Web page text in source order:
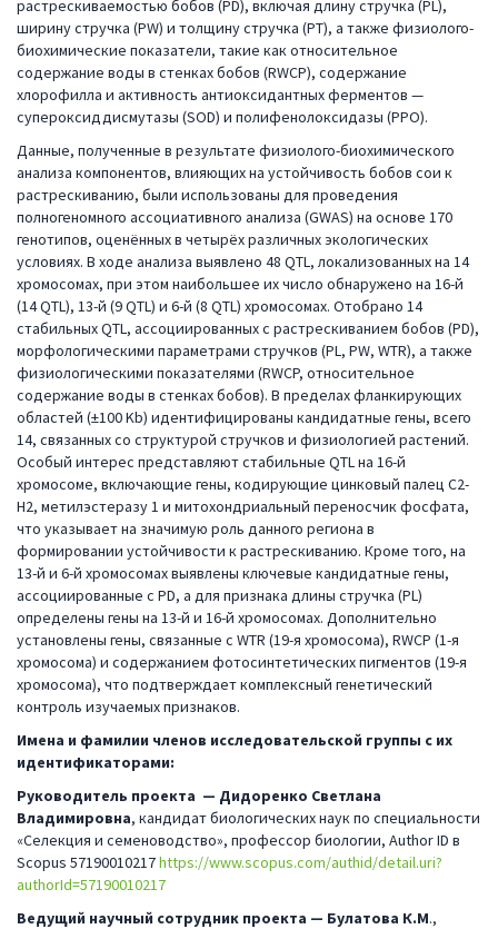
растрескиваемостью бобов (PD), включая длину стручка (PL),
ширину стручка (PW) и толщину стручка (PT), а также физиолого-
биохимические показатели, такие как относительное
содержание воды в стенках бобов (RWCP), содержание
хлорофилла и активность антиоксидантных ферментов —
супероксиддисмутазы (SOD) и полифенолоксидазы (PPO).
Данные, полученные в результате физиолого-биохимического
анализа компонентов, влияющих на устойчивость бобов сои к
растрескиванию, были использованы для проведения
полногеномного ассоциативного анализа (GWAS) на основе 170
генотипов, оценённых в четырёх различных экологических
условиях. В ходе анализа выявлено 48 QTL, локализованных на 14
хромосомах, при этом наибольшее их число обнаружено на 16-й
(14 QTL), 13-й (9 QTL) и 6-й (8 QTL) хромосомах. Отобрано 14
стабильных QTL, ассоциированных с растрескиванием бобов (PD),
морфологическими параметрами стручков (PL, PW, WTR), а также
физиологическими показателями (RWCP, относительное
содержание воды в стенках бобов). В пределах фланкирующих
областей (±100 Kb) идентифицированы кандидатные гены, всего
14, связанных со структурой стручков и физиологией растений.
Особый интерес представляют стабильные QTL на 16-й
хромосоме, включающие гены, кодирующие цинковый палец C2-
H2, метилэстеразу 1 и митохондриальный переносчик фосфата,
что указывает на значимую роль данного региона в
формировании устойчивости к растрескиванию. Кроме того, на
13-й и 6-й хромосомах выявлены ключевые кандидатные гены,
ассоциированные с PD, а для признака длины стручка (PL)
определены гены на 13-й и 16-й хромосомах. Дополнительно
установлены гены, связанные с WTR (19-я хромосома), RWCP (1-я
хромосома) и содержанием фотосинтетических пигментов (19-я
хромосома), что подтверждает комплексный генетический
контроль изучаемых признаков.
Имена и фамилии членов исследовательской группы с их
идентификаторами:
Руководитель проекта — Дидоренко Светлана
Владимировна, кандидат биологических наук по специальности
«Селекция и семеноводство», профессор биологии, Author ID в
Scopus 57190010217https://www.scopus.com/authid/detail.uri?
authorId=57190010217
Ведущий научный сотрудник проекта — Булатова К.М.,